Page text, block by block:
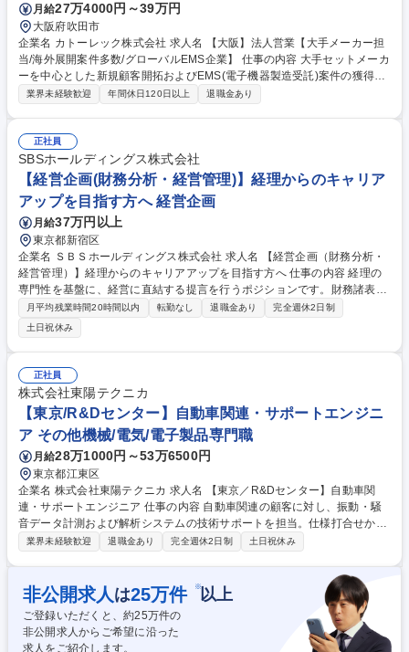
月給27万4000円～39万円
大阪府吹田市
企業名 カトーレック株式会社 求人名 【大阪】法人営業【大手メーカー担
当/海外展開案件多数/グローバルEMS企業】 仕事の内容 大手セットメーカ
ーを中心とした新規顧客開拓およびEMS(電子機器製造受託)案件の獲得を
担当。提案活動から契約締結、量産立上げまで一貫して推進し、国内外の
量産立上げまでを推進 ■グローバル展開顧客との関係構築および窓口対応
■EMSサービスを活用したソリューション提案の実施 ■国内外の工場・関
連部署との情報共有および調整業務 ■既存案件の継続受注・受注拡大に向
けた営業活動 募集職種 【大阪】法人営業【大手メーカー担当/海外展開案
件多数/グローバルEMS企業】
業界未経験歓迎 年間休日120日以上 退職金あり
正社員
SBSホールディングス株式会社
【経営企画(財務分析・経営管理)】経理からのキャリア
アップを目指す方へ 経営企画
月給37万円以上
東京都新宿区
企業名 ＳＢＳホールディングス株式会社 求人名 【経営企画（財務分析・
経営管理）】経理からのキャリアアップを目指す方へ 仕事の内容 経理の
専門性を基盤に、経営に直結する提言を行うポジションです。財務諸表を
読み解きSBSグループの数字の因果を掘り下げ、各グループ会社の経営層
に論拠をもって提言する戦略パートナーとして活躍いただきます。 ■年次
業務予算の策定、管理 ■社内稟議の進達および保管管理等 ■新規事業およ
び重要なPJの審査・調整・管理 ■M&A後のPMIの作成・進捗管理 ■経営方
針、経営戦略の立案 ■中期経営計画の立案 ■組織の再編および企業統治に
関する企画・立案 募集職種 【経営企画（財務分析・経営管理）】経理か
らのキャリアアップを目指す方へ
月平均残業時間20時間以内 転勤なし 退職金あり
完全週休2日制
土日祝休み
正社員
株式会社東陽テクニカ
【東京/R&Dセンター】自動車関連・サポートエンジニ
ア その他機械/電気/電子製品専門職
月給28万1000円～53万6500円
東京都江東区
企業名 株式会社東陽テクニカ 求人名 【東京／R&Dセンター】自動車関
連・サポートエンジニア 仕事の内容 自動車関連の顧客に対し、振動・騒
音データ計測および解析システムの技術サポートを担当。仕様打合せから
デモ、納品、問合せ対応、修理まで、プリセールスからアフターサービス
ステムなどの振動・騒音計測機器を扱い、仕様打合せ、デモ、納品、導入
後の技術サポートを行っていただきます。現地での保守・トラブル対応に
加え、製品のカスタマイズ提案や解析支援も実施していただきます。 ※入
社直後はOJTと実機研修を経て段階的にスキルを習得いただきます。 募集
職種 【東京／R&Dセンター】自動車関連・サポートエンジニア
業界未経験歓迎 退職金あり 完全週休2日制 土日祝休み
非公開求人 は25万件 ※以上
ご登録いただくと、約25万件の
非公開求人からご希望に沿った
求人をご紹介します。